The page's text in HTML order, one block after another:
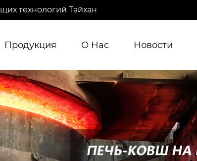
технологий Тайхан
Продукция О Нас Новости